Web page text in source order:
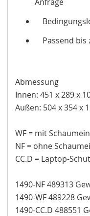
Passend bis
Abmessung
Innen: 451 x 289 x
Außen: 504 x 354 x
WF = mit
NF = ohne
CC.D = Laptop-
1490-NF 489313
1490-WF 489228
1490-CC.D 488551